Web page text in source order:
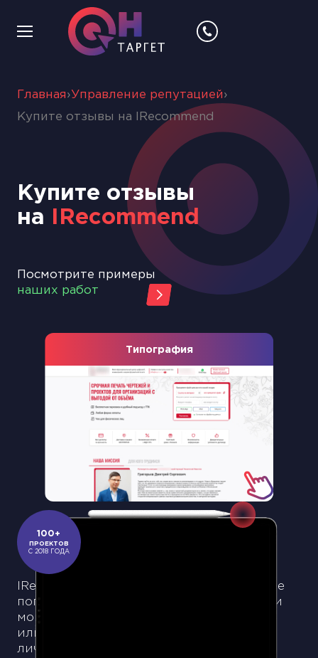
Главная ›Управление репутацией ›
Купите отзывы на IRecommend
Купите отзывы
на
IRecommend
IRecommend является одной из наиболее
популярных платформ, где пользователи
могут оставлять отзывы о товарах
или услугах, а также делиться своим
личным опытом. И к этому сервису
Посмотрите примеры
наших работ
Типография
100+
ПРОЕКТОВ
С 2018 ГОДА